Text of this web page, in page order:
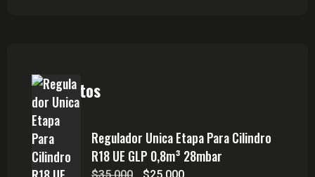
Productos
Regulador Unica Etapa Para Cilindro
R18 UE GLP 0,8m³ 28mbar
El
El